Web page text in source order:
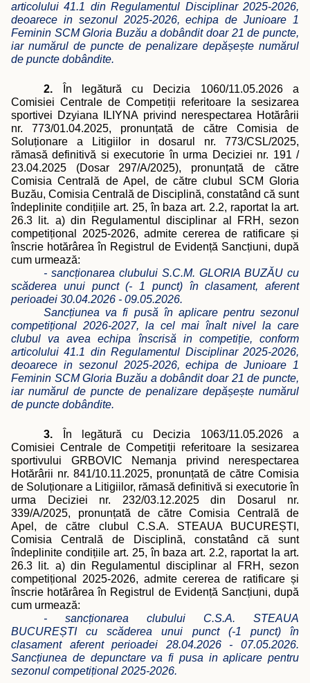
articolului 41.1 din Regulamentul Disciplinar 2025-2026,
deoarece in sezonul 2025-2026, echipa de Junioare 1
Feminin SCM Gloria Buzău a dobândit doar 21 de puncte,
iar numărul de puncte de penalizare depășește numărul
de puncte dobândite.
2.
În legătură cu Decizia 1060/11.05.2026 a
Comisiei Centrale de Competiții referitoare la sesizarea
sportivei Dzyiana ILIYNA privind nerespectarea Hotărârii
nr. 773/01.04.2025, pronunțată de către Comisia de
Soluționare a Litigiilor in dosarul nr. 773/CSL/2025,
rămasă definitivă si executorie în urma Deciziei nr. 191 /
23.04.2025 (Dosar 297/A/2025), pronunțată de către
Comisia Centrală de Apel, de către clubul SCM Gloria
Buzău, Comisia Centrală de Disciplină, constatând că sunt
îndeplinite condițiile art. 25, în baza art. 2.2, raportat la art.
26.3 lit. a) din Regulamentul disciplinar al FRH, sezon
competițional 2025-2026, admite cererea de ratificare și
înscrie hotărârea în Registrul de Evidență Sancțiuni, după
cum urmează:
- sancționarea clubului S.C.M. GLORIA BUZĂU cu
scăderea unui punct (- 1 punct) în clasament, aferent
perioadei 30.04.2026 - 09.05.2026.
Sancțiunea va fi pusă în aplicare pentru sezonul
competițional 2026-2027, la cel mai înalt nivel la care
clubul va avea echipa înscrisă in competiție, conform
articolului 41.1 din Regulamentul Disciplinar 2025-2026,
deoarece in sezonul 2025-2026, echipa de Junioare 1
Feminin SCM Gloria Buzău a dobândit doar 21 de puncte,
iar numărul de puncte de penalizare depășește numărul
de puncte dobândite.
3.
În legătură cu Decizia 1063/11.05.2026 a
Comisiei Centrale de Competiții referitoare la sesizarea
sportivului GRBOVIC Nemanja privind nerespectarea
Hotărârii nr. 841/10.11.2025, pronunțată de către Comisia
de Soluționare a Litigiilor, rămasă definitivă si executorie în
urma Deciziei nr. 232/03.12.2025 din Dosarul nr.
339/A/2025, pronunțată de către Comisia Centrală de
Apel, de către clubul C.S.A. STEAUA BUCUREȘTI,
Comisia Centrală de Disciplină, constatând că sunt
îndeplinite condițiile art. 25, în baza art. 2.2, raportat la art.
26.3 lit. a) din Regulamentul disciplinar al FRH, sezon
competițional 2025-2026, admite cererea de ratificare și
înscrie hotărârea în Registrul de Evidență Sancțiuni, după
cum urmează:
- sancționarea clubului C.S.A. STEAUA
BUCUREȘTI cu scăderea unui punct (-1 punct) în
clasament aferent perioadei 28.04.2026 - 07.05.2026.
Sancțiunea de depunctare va fi pusa in aplicare pentru
sezonul competițional 2025-2026.